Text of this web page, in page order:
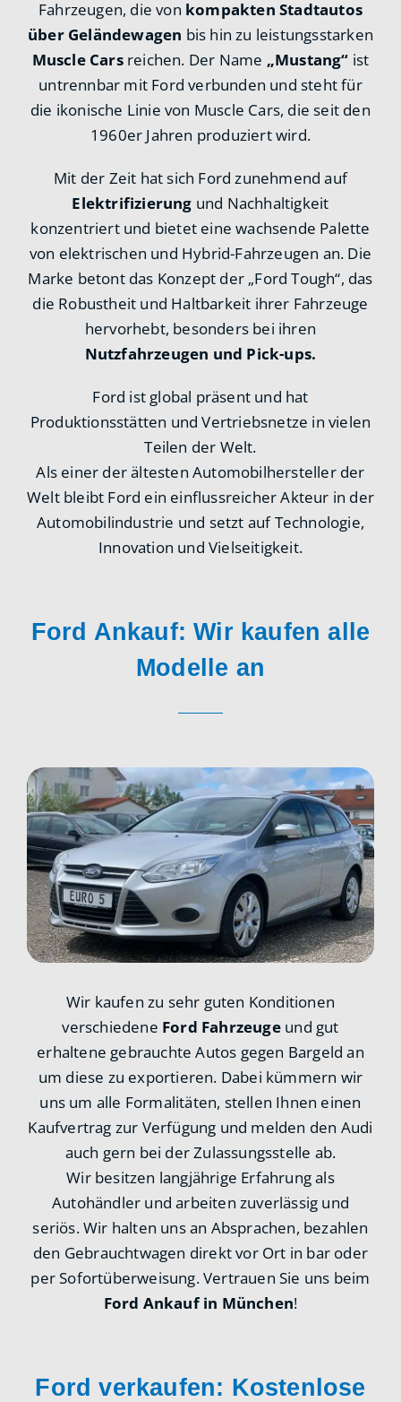
Fahrzeugen, die von kompakten Stadtautos
über Geländewagen bis hin zu leistungsstarken
Muscle Carsreichen. Der Name „Mustang“ ist
untrennbar mit Ford verbunden und steht für
die ikonische Linie von Muscle Cars, die seit den
1960er Jahren produziert wird.
Mit der Zeit hat sich Ford zunehmend auf
Elektrifizierung und Nachhaltigkeit
konzentriert und bietet eine wachsende Palette
von elektrischen und Hybrid-Fahrzeugen an. Die
Marke betont das Konzept der „Ford Tough“, das
die Robustheit und Haltbarkeit ihrer Fahrzeuge
hervorhebt, besonders bei ihren
Nutzfahrzeugen und Pick-ups.
Ford ist global präsent und hat
Produktionsstätten und Vertriebsnetze in vielen
Teilen der Welt.
Als einer der ältesten Automobilhersteller der
Welt bleibt Ford ein einflussreicher Akteur in der
Automobilindustrie und setzt auf Technologie,
Innovation und Vielseitigkeit.
Ford Ankauf: Wir kaufen alle
Modelle an
Wir kaufen zu sehr guten Konditionen
verschiedene Ford Fahrzeugeund gut
erhaltene gebrauchte Autos gegen Bargeld an
um diese zu exportieren. Dabei kümmern wir
uns um alle Formalitäten, stellen Ihnen einen
Kaufvertrag zur Verfügung und melden den Audi
auch gern bei der Zulassungsstelle ab.
Wir besitzen langjährige Erfahrung als
Autohändler und arbeiten zuverlässig und
seriös. Wir halten uns an Absprachen, bezahlen
den Gebrauchtwagen direkt vor Ort in bar oder
per Sofortüberweisung. Vertrauen Sie uns beim
Ford Ankauf in München!
Ford verkaufen: Kostenlose